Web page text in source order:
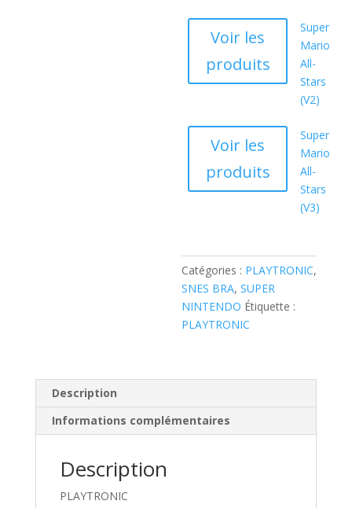
Voir les
produits
Super
Mario
All-
Stars
(V2)
Voir les
produits
Super
Mario
All-
Stars
(V3)
Catégories : PLAYTRONIC,
SNES BRA,SUPER
NINTENDO Étiquette :
PLAYTRONIC
Description
Informations complémentaires
Description
PLAYTRONIC